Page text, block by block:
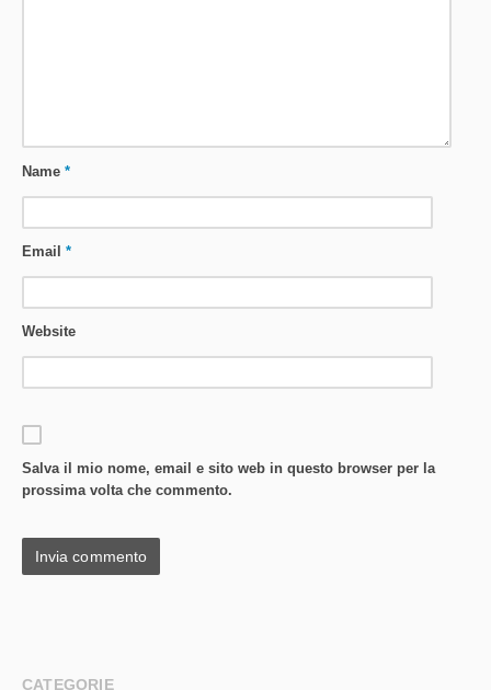
Name*
Email*
Website
Salva il mio nome, email e sito web in questo browser per la
prossima volta che commento.
CATEGORIE